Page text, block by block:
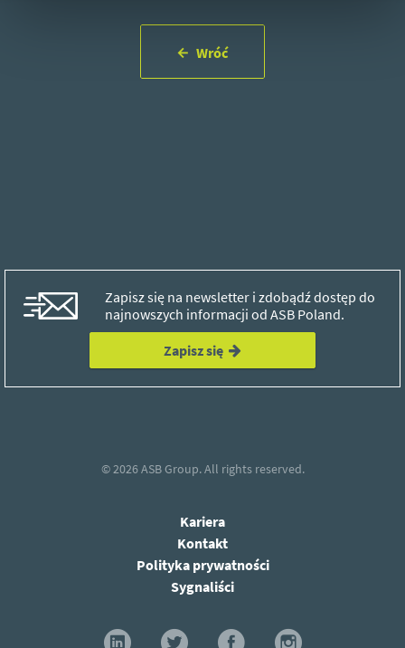
Wróć
Zapisz się na newsletter i zdobądź dostęp do
najnowszych informacji od ASB Poland.
Zapisz się
© 2026ASB Group.All rights reserved.
Kariera
Kontakt
Polityka prywatności
Sygnaliści